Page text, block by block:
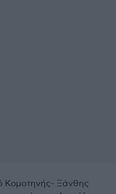
Κομοτηνής- Ξάνθης